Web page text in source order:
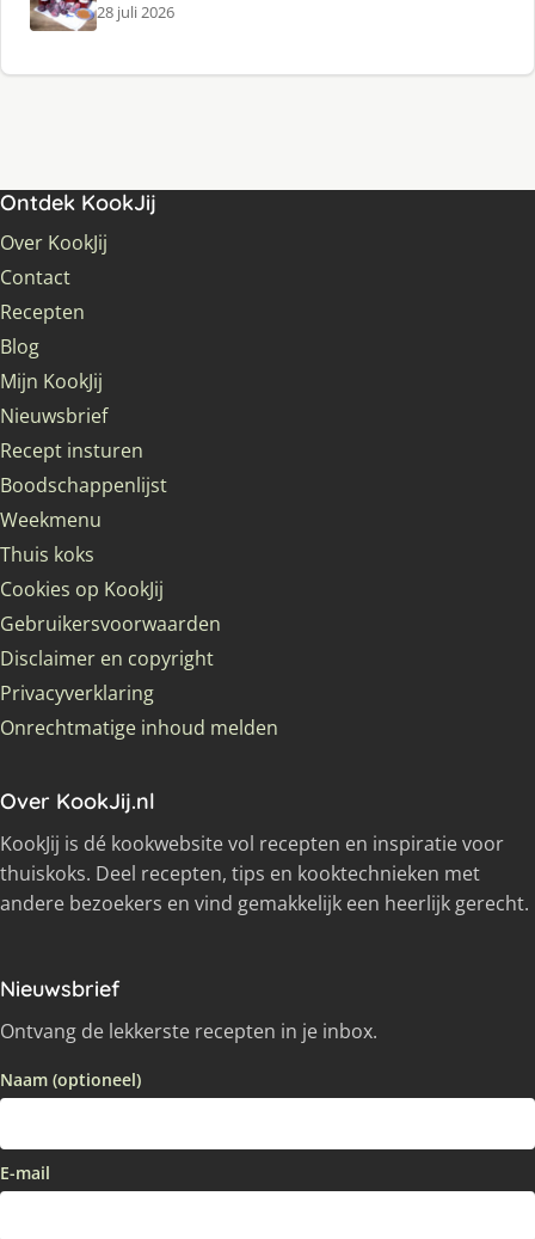
28 juli 2026
Ontdek KookJij
Over KookJij
Contact
Recepten
Blog
Mijn KookJij
Nieuwsbrief
Recept insturen
Boodschappenlijst
Weekmenu
Thuis koks
Cookies op KookJij
Gebruikersvoorwaarden
Disclaimer en copyright
Privacyverklaring
Onrechtmatige inhoud melden
Over KookJij.nl
KookJij is dé kookwebsite vol recepten en inspiratie voor
thuiskoks. Deel recepten, tips en kooktechnieken met
andere bezoekers en vind gemakkelijk een heerlijk gerecht.
Nieuwsbrief
Ontvang de lekkerste recepten in je inbox.
Naam (optioneel)
E-mail